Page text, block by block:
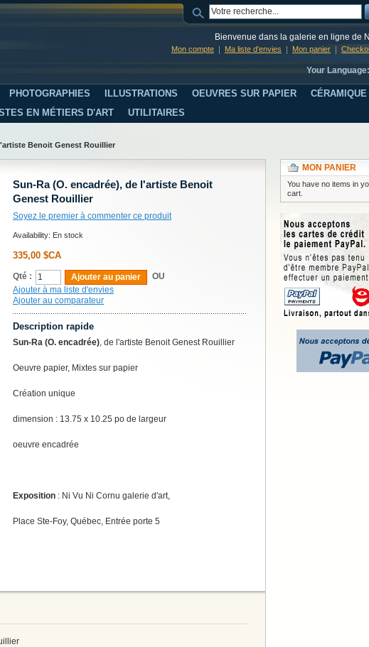
Bienvenue dans la galerie en ligne de
Mon compte Ma liste d'envies Mon panier
Your Language:
PHOTOGRAPHIES ILLUSTRATIONS OEUVRES SUR PAPIER CÉRAMIQUE
EN MÉTIERS D'ART UTILITAIRES
Benoit Genest Rouillier
Sun-Ra (O. encadrée), de l'artiste Benoit
Genest Rouillier
Soyez le premier à commenter ce produit
Availability: En stock
335,00 $CA
Qté : Ajouter au panier
OU
Ajouter à ma liste d'envies
Ajouter au comparateur
Description rapide
Sun-Ra (O. encadrée), de l'artiste Benoit Genest Rouillier
Oeuvre papier, Mixtes sur papier
Création unique
dimension : 13.75 x 10.25 po de largeur
oeuvre encadrée
Exposition : Ni Vu Ni Cornu galerie d'art,
Place Ste-Foy, Québec, Entrée porte 5
MON PANIER
You have no items in
cart.